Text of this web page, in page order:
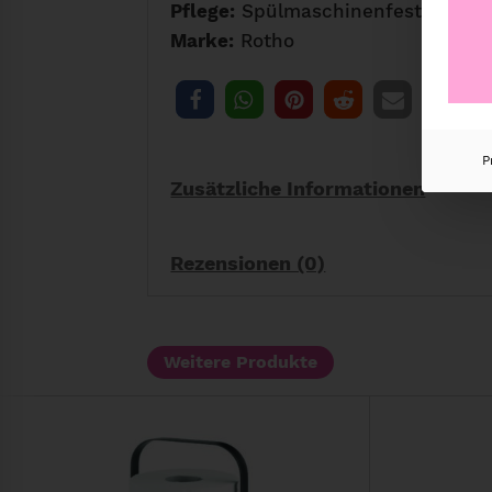
Pflege: Spülmaschinenfest,
Marke: Rotho
Zusätzliche Informationen
Rezensionen (0)
Weitere Produkte